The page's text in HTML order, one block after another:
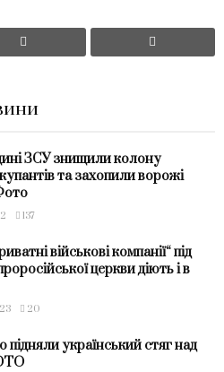
ЗСУ знищили колону
та захопили ворожі
137
військові компанії“ під
церкви діють і в
20
український стяг над